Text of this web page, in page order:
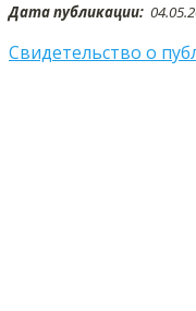
Дата публикации:
Свидетельство о